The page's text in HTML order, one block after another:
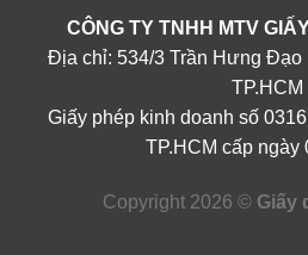
CÔNG TY TNHH MTV
Địa chỉ: 534/3 Trần Hưng
TP.HCM
Giấy phép kinh doanh số
TP.HCM cấp ngày
Copyright 2026 © Giấy